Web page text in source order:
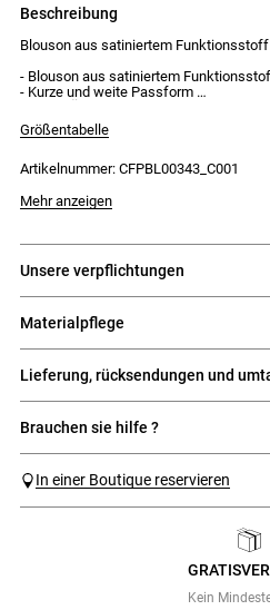
beschreibung
Blouson aus satiniertem
- Blouson aus satiniertem
- Kurze und weite Passform
- Hemdkragen
- Elastischer Tunnelzug an der Taille
- Elastische Ärmelbündchen
- Verschluss mit teilbarem
Größentabelle
Artikelnummer: CFPBL00343_C001
Mehr anzeigen
unsere verpflichtungen
materialpflege
lieferung, rücksendungen und
brauchen sie hilfe ?
In einer Boutique reservieren
Kein